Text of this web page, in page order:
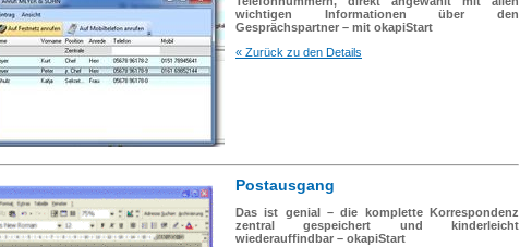
wichtigen Informationen über den
Gesprächspartner – mit okapiStart
« Zurück zu den Details
Postausgang
Das ist genial – die komplette Korrespondenz
zentral gespeichert und kinderleicht
wiederauffindbar – okapiStart